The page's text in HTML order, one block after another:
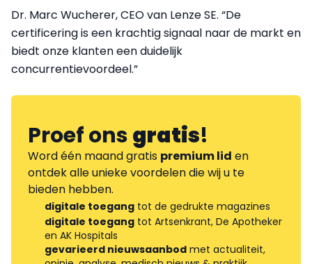
Dr. Marc Wucherer, CEO van Lenze SE. “De
certificering is een krachtig signaal naar de markt en
biedt onze klanten een duidelijk
concurrentievoordeel.”
Proef onsgratis!
Word één maand gratis premium lid en
ontdek alle unieke voordelen die wij u te
bieden hebben.
digitale toegang tot de gedrukte magazines
digitale toegang tot Artsenkrant, De Apotheker
en AK Hospitals
gevarieerd nieuwsaanbod met actualiteit,